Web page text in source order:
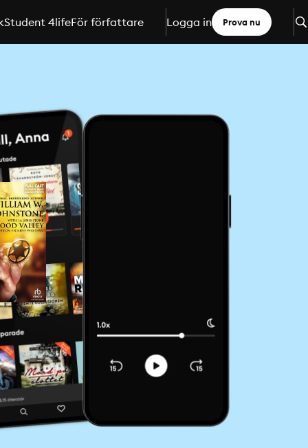
Student 4lifeFör författare Logga in Prova nu